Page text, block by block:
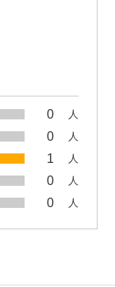
0 人
0 人
1 人
0 人
0 人